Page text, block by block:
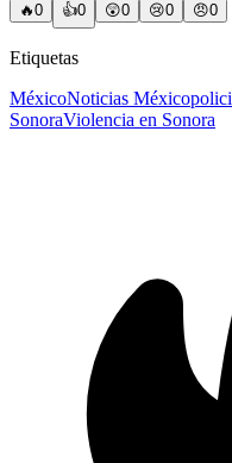
🔥0 👍0 😲0 😢0 😠0
Etiquetas
MéxicoNoticias México
SonoraViolencia en Sonora